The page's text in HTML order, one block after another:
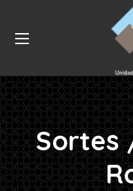
Sortes